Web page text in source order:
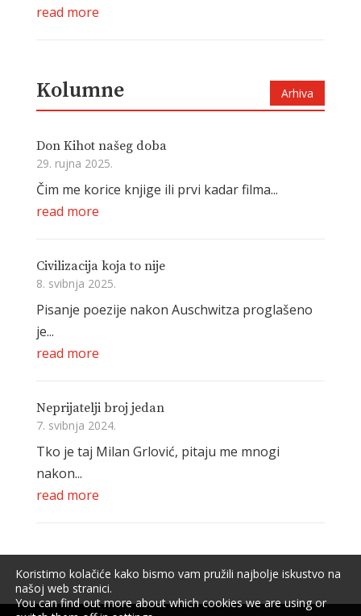
read more
Kolumne Arhiva
Don Kihot našeg doba
29. rujna 2025.
Čim me korice knjige ili prvi kadar filma...
read more
Civilizacija koja to nije
8. svibnja 2025.
Pisanje poezije nakon Auschwitza proglašeno
je...
read more
Neprijatelji broj jedan
7. svibnja 2024.
Tko je taj Milan Grlović, pitaju me mnogi
nakon...
read more
Koristimo kolačiće kako bismo vam pružili najbolje iskustvo na
našoj web stranici.
You can find out more about which cookies we are using or